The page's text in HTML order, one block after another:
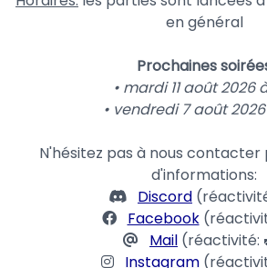
en général
Prochaines
• mardi 11 août 2026
• vendredi 7 août 2026
N'hésitez pas à nous contacter
d'informations:
Discord
Facebook
Mail (réactivité:
Instagram